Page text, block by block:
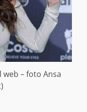
– foto Ansa